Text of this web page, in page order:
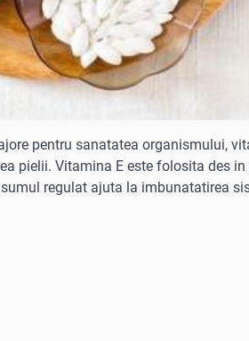
pentru sanatatea organismului,
pielii. Vitamina E este folosita des
regulat ajuta la imbunatatirea